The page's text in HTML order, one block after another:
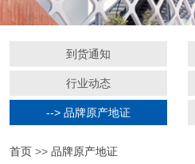
到货通知
行业动态
--> 品牌原产地证
首页 >> 品牌原产地证